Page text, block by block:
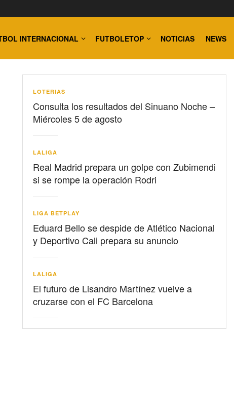
INTERNACIONAL FUTBOLETOP NOTICIAS NEWS
LOTERIAS
Consulta los resultados del Sinuano Noche –
Miércoles 5 de agosto
LALIGA
Real Madrid prepara un golpe con Zubimendi
si se rompe la operación Rodri
LIGA BETPLAY
Eduard Bello se despide de Atlético Nacional
y Deportivo Cali prepara su anuncio
LALIGA
El futuro de Lisandro Martínez vuelve a
cruzarse con el FC Barcelona